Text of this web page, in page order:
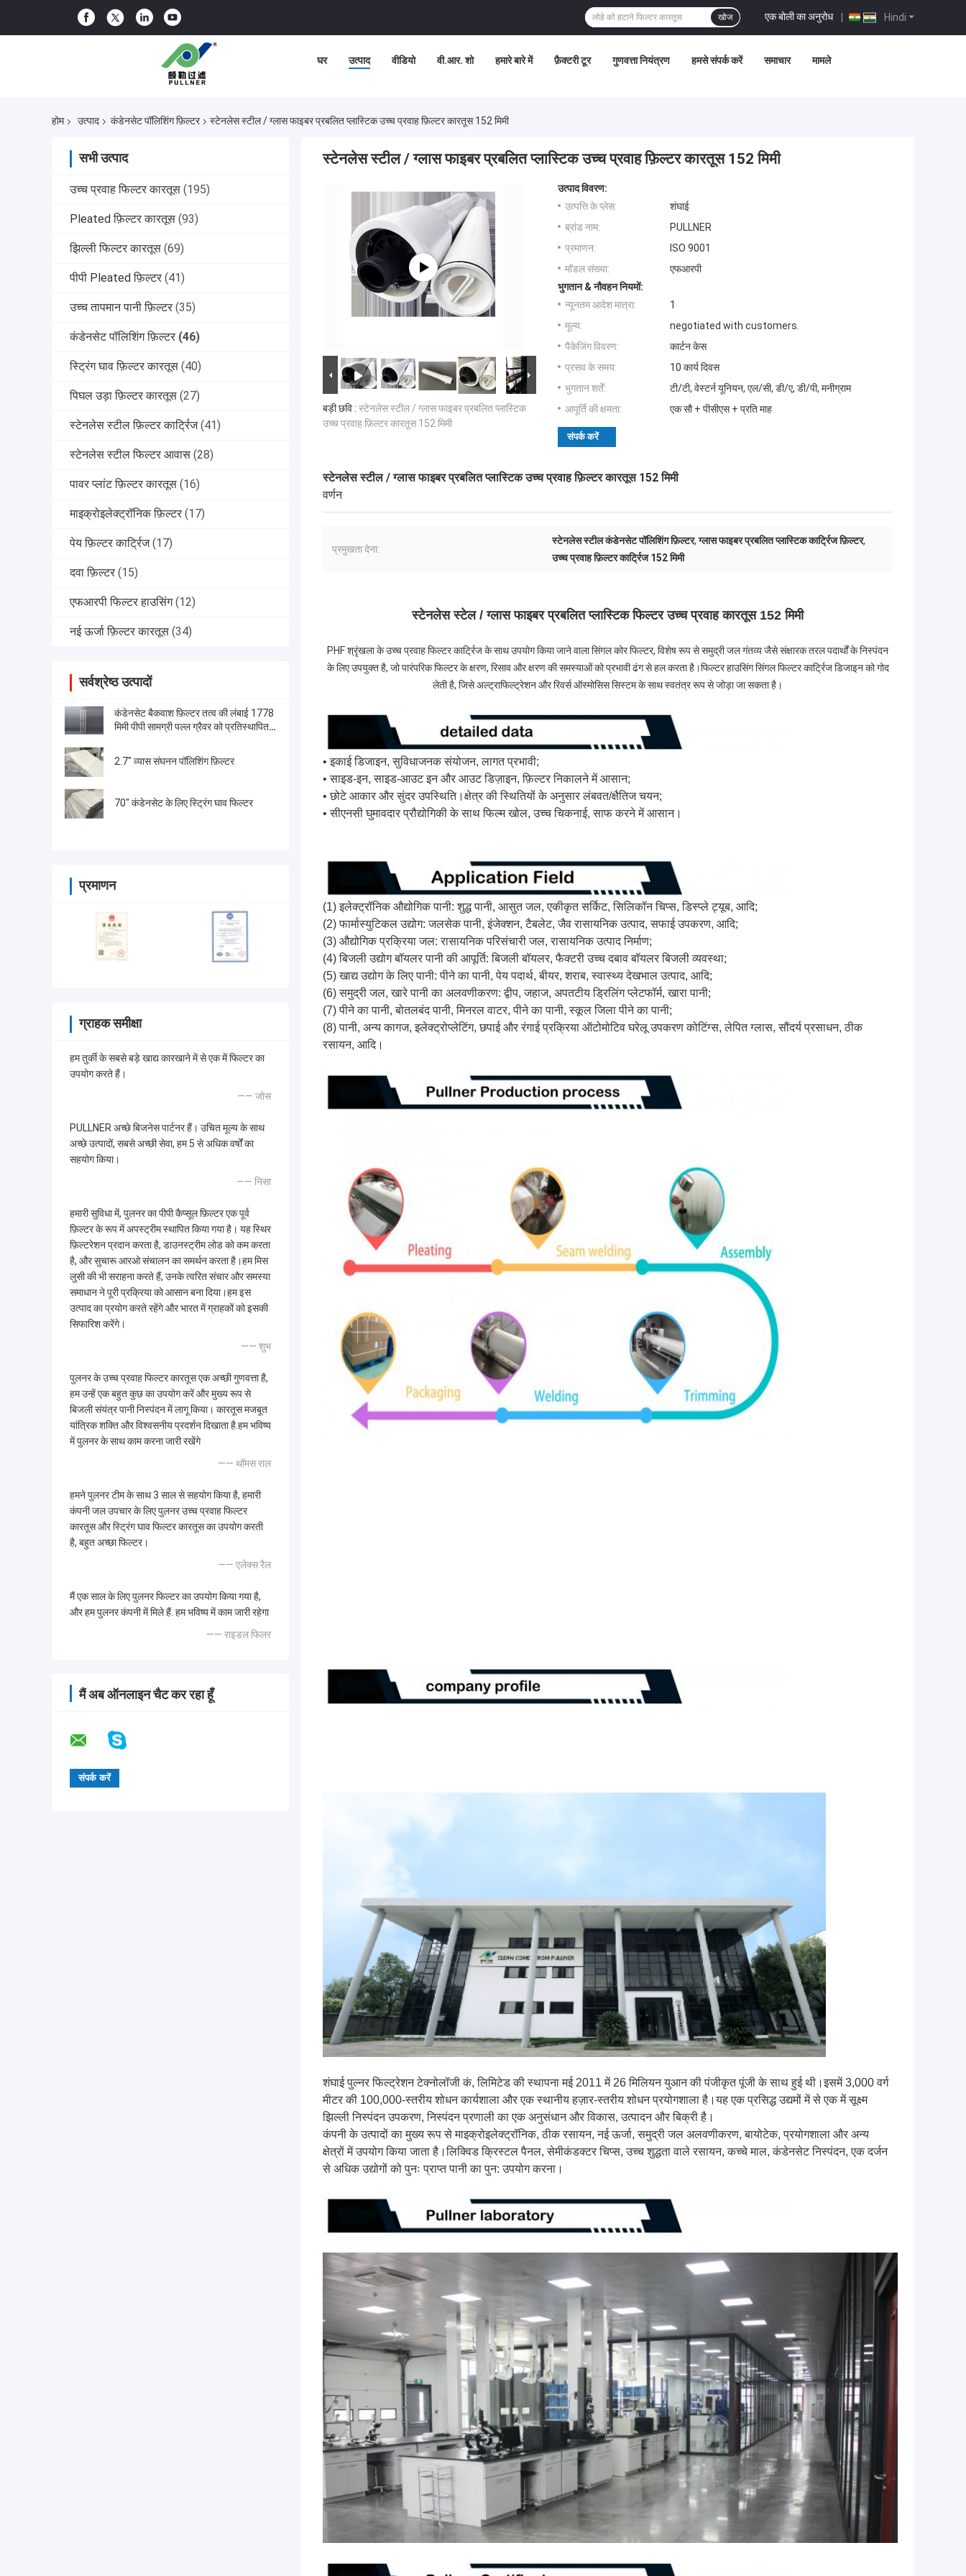
Hindi
एक बोली का अनुरोध |
खोज
घर उत्पाद वीडियो वी.आर. शो हमारे बारे में फ़ैक्टरी टूर गुणवत्ता नियंत्रण हमसे संपर्क करें समाचार मामले
होम उत्पाद कंडेनसेट पॉलिशिंग फ़िल्टर स्टेनलेस स्टील / ग्लास फाइबर प्रबलित प्लास्टिक उच्च प्रवाह फ़िल्टर कारतूस 152 मिमी
सभी उत्पाद
उच्च प्रवाह फिल्टर कारतूस (195)
Pleated फ़िल्टर कारतूस (93)
झिल्ली फिल्टर कारतूस (69)
पीपी Pleated फ़िल्टर (41)
उच्च तापमान पानी फ़िल्टर (35)
कंडेनसेट पॉलिशिंग फ़िल्टर (46)
स्ट्रिंग घाव फ़िल्टर कारतूस (40)
पिघल उड़ा फ़िल्टर कारतूस (27)
स्टेनलेस स्टील फ़िल्टर कार्ट्रिज (41)
स्टेनलेस स्टील फिल्टर आवास (28)
पावर प्लांट फ़िल्टर कारतूस (16)
माइक्रोइलेक्ट्रॉनिक फ़िल्टर (17)
पेय फ़िल्टर कार्ट्रिज (17)
दवा फ़िल्टर (15)
एफआरपी फिल्टर हाउसिंग (12)
नई ऊर्जा फ़िल्टर कारतूस (34)
सर्वश्रेष्ठ उत्पादों
कंडेनसेट बैकवाश फ़िल्टर तत्व की लंबाई 1778
मिमी पीपी सामग्री पल्ल ग्रैवर को प्रतिस्थापित
2.7" व्यास संघनन पॉलिशिंग फ़िल्टर
70" कंडेनसेट के लिए स्ट्रिंग घाव फिल्टर
प्रमाणन
ग्राहक समीक्षा
हम तुर्की के सबसे बड़े खाद्य कारखाने में से एक में फिल्टर का
उपयोग करते हैं।
—— जोस
PULLNER अच्छे बिजनेस पार्टनर हैं। उचित मूल्य के साथ
अच्छे उत्पादों, सबसे अच्छी सेवा, हम 5 से अधिक वर्षों का
सहयोग किया।
—— निसा
हमारी सुविधा में, पुलनर का पीपी कैप्सूल फ़िल्टर एक पूर्व
फ़िल्टर के रूप में अपस्ट्रीम स्थापित किया गया है। यह स्थिर
फ़िल्टरेशन प्रदान करता है, डाउनस्ट्रीम लोड को कम करता
है, और सुचारू आरओ संचालन का समर्थन करता है।हम मिस
लुसी की भी सराहना करते हैं, उनके त्वरित संचार और समस्या
समाधान ने पूरी प्रक्रिया को आसान बना दिया।हम इस
उत्पाद का प्रयोग करते रहेंगे और भारत में ग्राहकों को इसकी
सिफारिश करेंगे।
—— शुभ
पुलनर के उच्च प्रवाह फिल्टर कारतूस एक अच्छी गुणवत्ता है,
हम उन्हें एक बहुत कुछ का उपयोग करें और मुख्य रूप से
बिजली संयंत्र पानी निस्पंदन में लागू किया। कारतूस मजबूत
यांत्रिक शक्ति और विश्वसनीय प्रदर्शन दिखाता है.हम भविष्य
में पुलनर के साथ काम करना जारी रखेंगे
—— थॉमस राल
हमने पुलनर टीम के साथ 3 साल से सहयोग किया है, हमारी
कंपनी जल उपचार के लिए पुलनर उच्च प्रवाह फिल्टर
कारतूस और स्ट्रिंग घाव फिल्टर कारतूस का उपयोग करती
है, बहुत अच्छा फिल्टर।
—— एलेक्स रैल
मैं एक साल के लिए पुलनर फिल्टर का उपयोग किया गया है,
और हम पुलनर कंपनी में मिले हैं. हम भविष्य में काम जारी रहेगा
—— राइडल फिलर
मैं अब ऑनलाइन चैट कर रहा हूँ
स्टेनलेस स्टील / ग्लास फाइबर प्रबलित प्लास्टिक उच्च प्रवाह फ़िल्टर कारतूस 152 मिमी
बड़ी छवि : स्टेनलेस स्टील / ग्लास फाइबर प्रबलित प्लास्टिक
उच्च प्रवाह फ़िल्टर कारतूस 152 मिमी
उत्पाद विवरण:
उत्पत्ति के प्लेस:
शंघाई
ब्रांड नाम:
PULLNER
प्रमाणन:
ISO 9001
मॉडल संख्या:
एफआरपी
भुगतान & नौवहन नियमों:
न्यूनतम आदेश मात्रा:
1
मूल्य:
negotiated with customers.
पैकेजिंग विवरण:
कार्टन केस
प्रसव के समय:
10 कार्य दिवस
भुगतान शर्तें:
टी/टी, वेस्टर्न यूनियन, एल/सी, डी/ए, डी/पी, मनीग्राम
आपूर्ति की क्षमता:
एक सौ + पीसीएस + प्रति माह
संपर्क करें
स्टेनलेस स्टील / ग्लास फाइबर प्रबलित प्लास्टिक उच्च प्रवाह फ़िल्टर कारतूस 152 मिमी
वर्णन
प्रमुखता देना:
स्टेनलेस स्टील कंडेनसेट पॉलिशिंग फ़िल्टर,ग्लास फाइबर प्रबलित प्लास्टिक कार्ट्रिज फ़िल्टर,
उच्च प्रवाह फ़िल्टर कार्ट्रिज 152 मिमी
स्टेनलेस स्टेल / ग्लास फाइबर प्रबलित प्लास्टिक फिल्टर उच्च प्रवाह कारतूस 152 मिमी
PHF श्रृंखला के उच्च प्रवाह फिल्टर कार्ट्रिज के साथ उपयोग किया जाने वाला सिंगल कोर फिल्टर, विशेष रूप से समुद्री जल गंतव्य जैसे संक्षारक तरल पदार्थों के निस्पंदन
के लिए उपयुक्त है, जो पारंपरिक फिल्टर के क्षरण, रिसाव और क्षरण की समस्याओं को प्रभावी ढंग से हल करता है।फिल्टर हाउसिंग सिंगल फिल्टर कार्ट्रिज डिजाइन को गोद
लेती है, जिसे अल्ट्राफिल्ट्रेशन और रिवर्स ऑस्मोसिस सिस्टम के साथ स्वतंत्र रूप से जोड़ा जा सकता है।
• इकाई डिजाइन, सुविधाजनक संयोजन, लागत प्रभावी;
• साइड-इन, साइड-आउट इन और आउट डिज़ाइन, फ़िल्टर निकालने में आसान;
• छोटे आकार और सुंदर उपस्थिति।क्षेत्र की स्थितियों के अनुसार लंबवत/क्षैतिज चयन;
• सीएनसी घुमावदार प्रौद्योगिकी के साथ फिल्म खोल, उच्च चिकनाई, साफ करने में आसान।
(1) इलेक्ट्रॉनिक औद्योगिक पानी: शुद्ध पानी, आसुत जल, एकीकृत सर्किट, सिलिकॉन चिप्स, डिस्प्ले ट्यूब, आदि;
(2) फार्मास्युटिकल उद्योग: जलसेक पानी, इंजेक्शन, टैबलेट, जैव रासायनिक उत्पाद, सफाई उपकरण, आदि;
(3) औद्योगिक प्रक्रिया जल: रासायनिक परिसंचारी जल, रासायनिक उत्पाद निर्माण;
(4) बिजली उद्योग बॉयलर पानी की आपूर्ति: बिजली बॉयलर, फैक्टरी उच्च दबाव बॉयलर बिजली व्यवस्था;
(5) खाद्य उद्योग के लिए पानी: पीने का पानी, पेय पदार्थ, बीयर, शराब, स्वास्थ्य देखभाल उत्पाद, आदि;
(6) समुद्री जल, खारे पानी का अलवणीकरण: द्वीप, जहाज, अपतटीय ड्रिलिंग प्लेटफॉर्म, खारा पानी;
(7) पीने का पानी, बोतलबंद पानी, मिनरल वाटर, पीने का पानी, स्कूल जिला पीने का पानी;
(8) पानी, अन्य कागज, इलेक्ट्रोप्लेटिंग, छपाई और रंगाई प्रक्रिया ऑटोमोटिव घरेलू उपकरण कोटिंग्स, लेपित ग्लास, सौंदर्य प्रसाधन, ठीक
रसायन, आदि।
शंघाई पुल्नर फिल्ट्रेशन टेक्नोलॉजी कं, लिमिटेड की स्थापना मई 2011 में 26 मिलियन युआन की पंजीकृत पूंजी के साथ हुई थी।इसमें 3,000 वर्ग
मीटर की 100,000-स्तरीय शोधन कार्यशाला और एक स्थानीय हज़ार-स्तरीय शोधन प्रयोगशाला है।यह एक प्रसिद्ध उद्यमों में से एक में सूक्ष्म
झिल्ली निस्पंदन उपकरण, निस्पंदन प्रणाली का एक अनुसंधान और विकास, उत्पादन और बिक्री है।
कंपनी के उत्पादों का मुख्य रूप से माइक्रोइलेक्ट्रॉनिक, ठीक रसायन, नई ऊर्जा, समुद्री जल अलवणीकरण, बायोटेक, प्रयोगशाला और अन्य
क्षेत्रों में उपयोग किया जाता है।लिक्विड क्रिस्टल पैनल, सेमीकंडक्टर चिप्स, उच्च शुद्धता वाले रसायन, कच्चे माल, कंडेनसेट निस्पंदन, एक दर्जन
से अधिक उद्योगों को पुनः प्राप्त पानी का पुन: उपयोग करना।